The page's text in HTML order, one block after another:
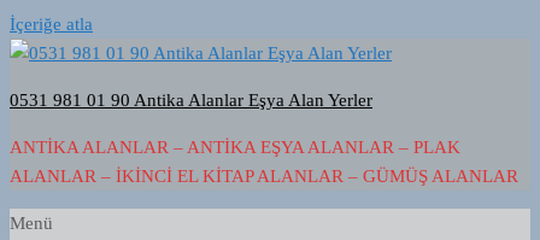
İçeriğe atla
0531 981 01 90 Antika Alanlar Eşya Alan Yerler
ANTIKA ALANLAR – ANTIKA EŞYA ALANLAR – PLAK
ALANLAR – İKINCI EL KITAP ALANLAR – GÜMÜŞ ALANLAR
Menü